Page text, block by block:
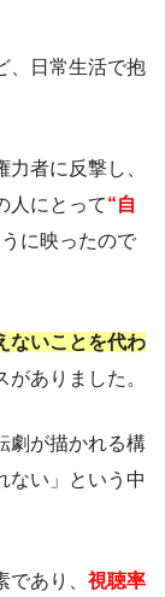
、日常生活で抱
者に反撃し、
人にとって“自
に映ったので
ないことを代わ
ありました。
劇が描かれる構
ない」という中
あり、 視聴率